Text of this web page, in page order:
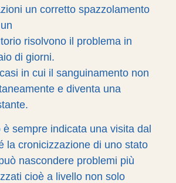
un corretto spazzolamento
risolvono il problema in
di giorni.
in cui il sanguinamento non
e diventa una
è sempre indicata una visita dal
la cronicizzazione di uno stato
nascondere problemi più
cioè a livello non solo